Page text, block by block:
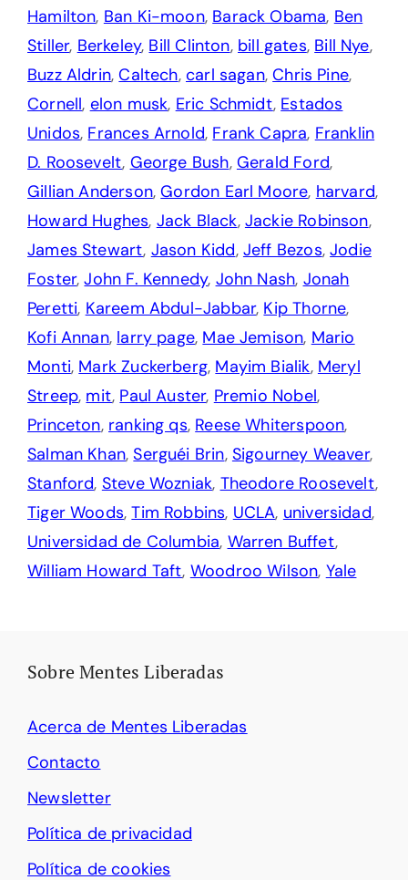
Hamilton, Ban Ki-moon, Barack Obama, Ben
Stiller, Berkeley, Bill Clinton, bill gates, Bill Nye,
Buzz Aldrin,Caltech, carl sagan,Chris Pine,
Cornell, elon musk, Eric Schmidt, Estados
Unidos, Frances Arnold, Frank Capra, Franklin
D. Roosevelt, George Bush, Gerald Ford,
Gillian Anderson,Gordon Earl Moore, harvard,
Howard Hughes, Jack Black, Jackie Robinson,
James Stewart, Jason Kidd, Jeff Bezos,Jodie
Foster,John F. Kennedy, John Nash, Jonah
Peretti, Kareem Abdul-Jabbar, Kip Thorne,
Kofi Annan, larry page, Mae Jemison, Mario
Monti, Mark Zuckerberg, Mayim Bialik, Meryl
Streep, mit, Paul Auster, Premio Nobel,
Princeton, ranking qs, Reese Whiterspoon,
Salman Khan,Serguéi Brin, Sigourney Weaver,
Stanford, Steve Wozniak, Theodore Roosevelt,
Tiger Woods,Tim Robbins, UCLA, universidad,
Universidad de Columbia, Warren Buffet,
William Howard Taft, Woodroo Wilson, Yale
Sobre Mentes Liberadas
Acerca de Mentes Liberadas
Contacto
Newsletter
Política de privacidad
Política de cookies